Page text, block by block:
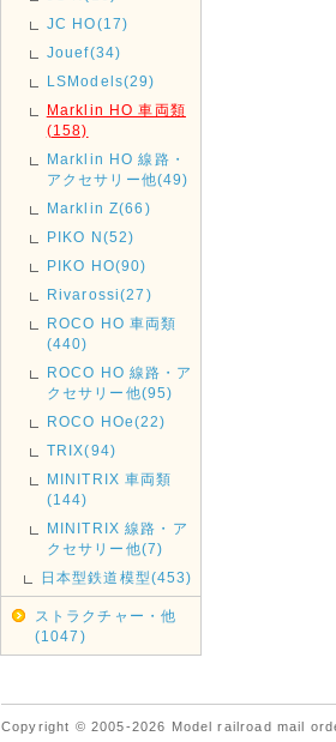
JC HO(17)
Jouef(34)
LSModels(29)
Marklin HO 車両類
(158)
Marklin HO 線路・
アクセサリー他(49)
Marklin Z(66)
PIKO N(52)
PIKO HO(90)
Rivarossi(27)
ROCO HO 車両類
(440)
ROCO HO 線路・ア
クセサリー他(95)
ROCO HOe(22)
TRIX(94)
MINITRIX 車両類
(144)
MINITRIX 線路・ア
クセサリー他(7)
日本型鉄道模型(453)
ストラクチャー・他
(1047)
Copyright © 2005-2026 Model railroad mail